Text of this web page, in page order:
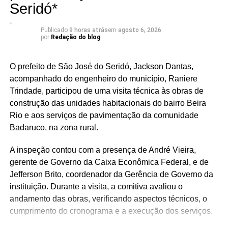
possui uma vocação própria — seja na agricultura, na
fruticultura irrigada, na produção de petróleo, no
comércio, no turismo ou na cultura — e que o
voltadas ao desenvolvimento regional.
A agenda desta semana reforça uma das principais
características da pré-campanha de Ivan Júnior: a
presença constante nos municípios, o diálogo com a
população e a construção de propostas a partir da
Com base política consolidada em Assú e no Vale do
Açu, Ivan vem ampliando sua atuação por todo o Rio
Grande do Norte, mas reafirma que o desenvolvimento da
região continuará sendo uma das principais bandeiras de
sua caminhada rumo à Assembleia Legislativa.
Seridó*
Publicado 9 horas atrásem agosto 6, 2026
por Redação do blog
O prefeito de São José do Seridó, Jackson Dantas,
acompanhado do engenheiro do município, Raniere
Trindade, participou de uma visita técnica às obras de
construção das unidades habitacionais do bairro Beira
Rio e aos serviços de pavimentação da comunidade
Badaruco, na zona rural.
A inspeção contou com a presença de André Vieira,
gerente de Governo da Caixa Econômica Federal, e de
Jefferson Brito, coordenador da Gerência de Governo da
instituição. Durante a visita, a comitiva avaliou o
andamento das obras, verificando aspectos técnicos, o
cumprimento do cronograma e a execução dos serviços.